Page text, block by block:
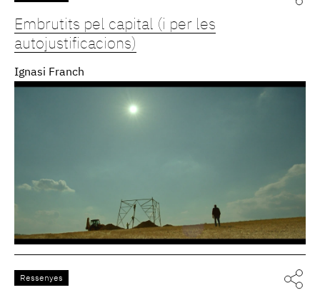
Embrutits pel capital (i per les
autojustificacions)
Ignasi Franch
Ressenyes